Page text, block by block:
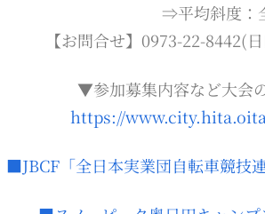
⇒平均斜度：
【お問合せ】0973-22-8442(
▼参加募集内容など大会
https://
■JBCF「全日本実業団自転車競技